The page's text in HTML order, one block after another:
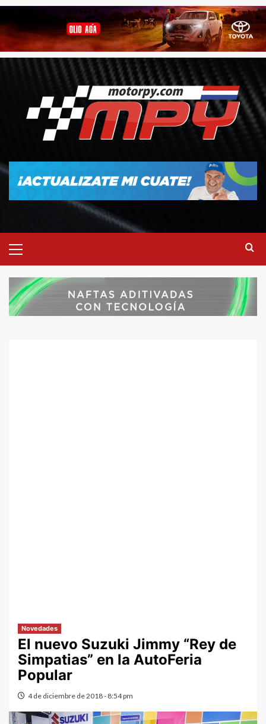
Novedades
El nuevo Suzuki Jimmy “Rey de
Simpatias” en la AutoFeria
Popular
4 de diciembre de 2018 - 8:54 pm